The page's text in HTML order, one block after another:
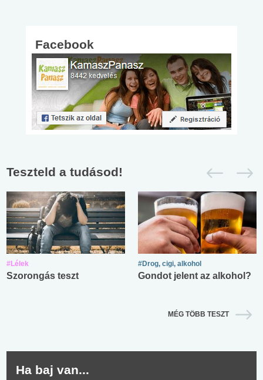
Facebook
Teszteld a tudásod!
#Lélek
Szorongás teszt
#Drog, cigi, alkohol
Gondot jelent az alkohol?
MÉG TÖBB TESZT
Ha baj van...